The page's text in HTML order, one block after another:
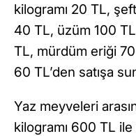
kilogramı 20 TL,
40 TL, üzüm 100
TL, mürdüm eriği
60 TL’den satışa
Yaz meyveleri
kilogramı 600 TL